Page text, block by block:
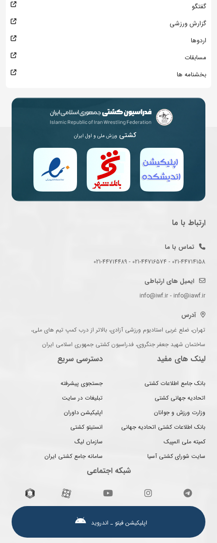
گفتگو
گزارش ورزشی
اردوها
مسابقات
بخشنامه ها
کشتی ورزش ملی و اول ایران
ارتباط با ما
تماس با ما
021-44714158 - 021-44716574 - 021-44714489
ایمیل های ارتباطی
info@iwf.ir - info@iawf.ir
آدرس
تهران، ضلع غربی استادیوم ورزشی آزادی، بالاتر از درب کمپ تیم های ملی،
ساختمان شهید جعفر جنگروی، فدراسیون کشتی جمهوری اسلامی ایران
لینک های مفید
بانک جامع اطلاعات کشتی
اتحادیه جهانی کشتی
وزارت ورزش و جوانان
بانک اطلاعات کشتی اتحادیه جهانی
کمیته ملی المپیک
سایت شورای کشتی آسیا
دسترسی سریع
جستجوی پیشرفته
تبلیغات در سایت
اپلیکیشن داوران
انستیتو کشتی
سازمان لیگ
سامانه جامع کشتی ایران
شبکه اجتماعی
اپلیکیشن فیتو ـ اندروید